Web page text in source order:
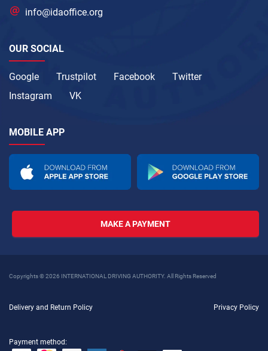
info@idaoffice.org
OUR SOCIAL
Google Trustpilot Facebook
Twitter
Instagram
VK
MOBILE APP
MAKE A PAYMENT
Copyrights © 2026 INTERNATIONAL DRIVING AUTHORITY. All Rights Reserved
Delivery and Return Policy Privacy Policy
Payment method: